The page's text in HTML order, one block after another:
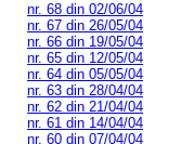
nr. 68 din 02/06/04
nr. 67 din 26/05/04
nr. 66 din 19/05/04
nr. 65 din 12/05/04
nr. 64 din 05/05/04
nr. 63 din 28/04/04
nr. 62 din 21/04/04
nr. 61 din 14/04/04
nr. 60 din 07/04/04